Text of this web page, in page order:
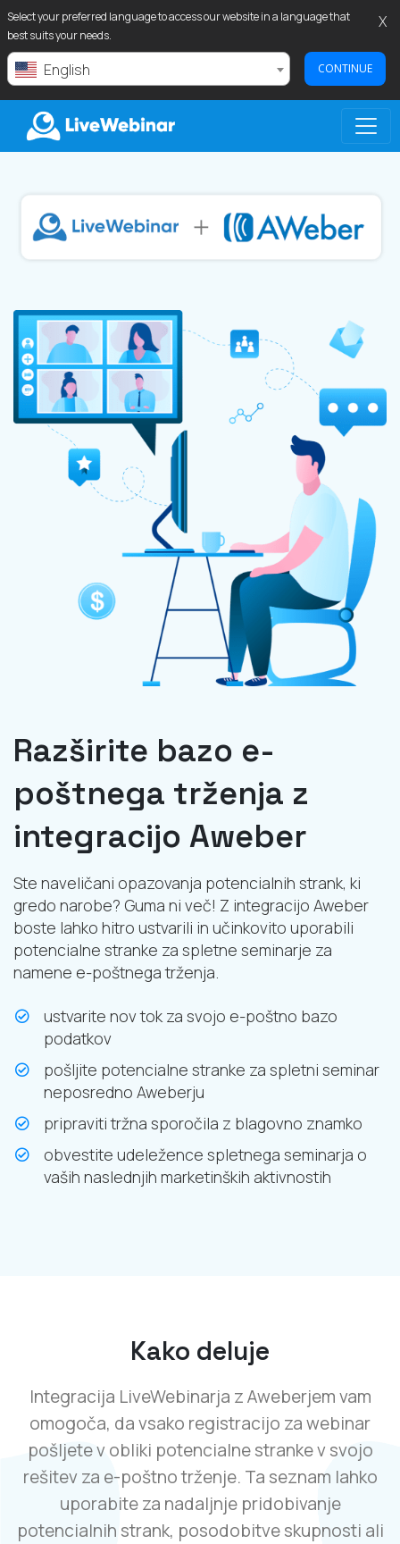
Select your preferred language to access our website in a language that
best suits your needs.
English CONTINUE
X
LIVEWEBINAR.COM
Razširite bazo e-
poštnega trženja z
integracijo Aweber
Ste naveličani opazovanja potencialnih strank, ki
gredo narobe? Guma ni več! Z integracijo Aweber
boste lahko hitro ustvarili in učinkovito uporabili
potencialne stranke za spletne seminarje za
namene e-poštnega trženja.
ustvarite nov tok za svojo e-poštno bazo
podatkov
pošljite potencialne stranke za spletni seminar
neposredno Aweberju
pripraviti tržna sporočila z blagovno znamko
obvestite udeležence spletnega seminarja o
vaših naslednjih marketinških aktivnostih
Kako deluje
Integracija LiveWebinarja z Aweberjem vam
omogoča, da vsako registracijo za webinar
pošljete v obliki potencialne stranke v svojo
rešitev za e-poštno trženje. Ta seznam lahko
uporabite za nadaljnje pridobivanje
potencialnih strank, posodobitve skupnosti ali